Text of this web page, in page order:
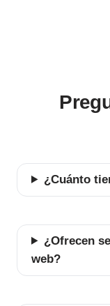
¿Cuánto
¿Ofrecen
web?